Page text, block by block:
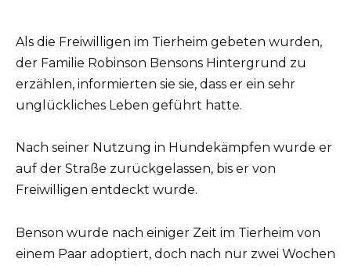
Als die Freiwilligen im Tierheim gebeten wurden,
der Familie Robinson Bensons Hintergrund zu
erzählen, informierten sie sie, dass er ein sehr
unglückliches Leben geführt hatte.
Nach seiner Nutzung in Hundekämpfen wurde er
auf der Straße zurückgelassen, bis er von
Freiwilligen entdeckt wurde.
Benson wurde nach einiger Zeit im Tierheim von
einem Paar adoptiert, doch nach nur zwei Wochen